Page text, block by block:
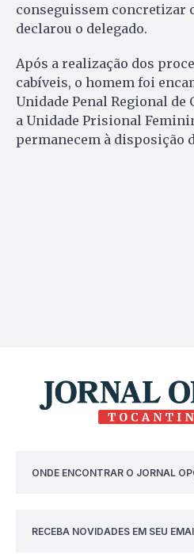
conseguissem concretizar
declarou o delegado.
Após a realização dos
cabíveis, o homem foi
Unidade Penal Regional
a Unidade Prisional
permanecem à disposição
ONDE ENCONTRAR O JORNAL
RECEBA NOVIDADES EM SEU